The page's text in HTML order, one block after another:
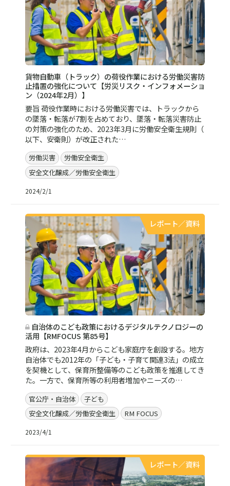
貨物自動車（トラック）の荷役作業における労働災害防
止措置の強化について【労災リスク・インフォメーショ
ン（2024年2月）】
要旨 荷役作業時における労働災害では、トラックから
の墜落・転落が7割を占めており、墜落・転落災害防止
の対策の強化のため、2023年3月に労働安全衛生規則（
以下、安衛則）が改正された…
労働災害
労働安全衛生
安全文化醸成／労働安全衛生
2024/2/1
レポート／資料
自治体のこども政策におけるデジタルテクノロジーの
活用【RMFOCUS 第85号】
政府は、2023年4月からこども家庭庁を創設する。地方
自治体でも2012年の「子ども・子育て関連3法」の成立
を契機として、保育所整備等のこども政策を推進してき
た。一方で、保育所等の利用者増加やニーズの…
官公庁・自治体
子ども
安全文化醸成／労働安全衛生
RM FOCUS
2023/4/1
レポート／資料